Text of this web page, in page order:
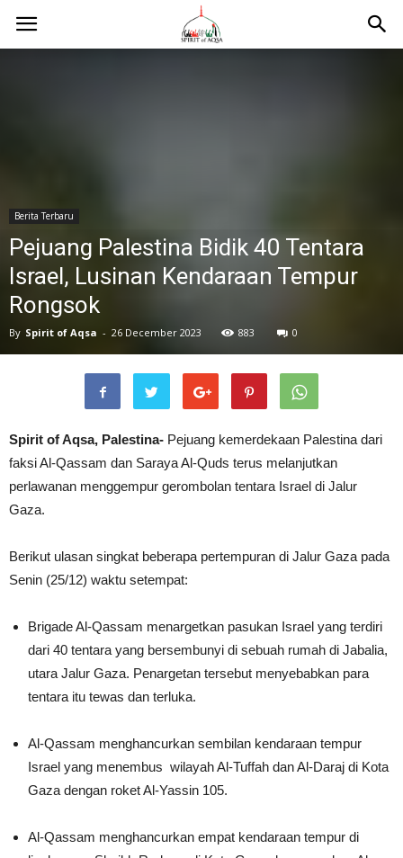
Berita Terbaru
Pejuang Palestina Bidik 40 Tentara
Israel, Lusinan Kendaraan Tempur
Rongsok
By Spirit of Aqsa - 26 December 2023 883 0
Spirit of Aqsa, Palestina- Pejuang kemerdekaan Palestina dari
faksi Al-Qassam dan Saraya Al-Quds terus melanjutkan
perlawanan menggempur gerombolan tentara Israel di Jalur
Gaza.
Berikut ulasan singkat beberapa pertempuran di Jalur Gaza pada
Senin (25/12) waktu setempat:
Brigade Al-Qassam menargetkan pasukan Israel yang terdiri
dari 40 tentara yang bersembunyi di sebuah rumah di Jabalia,
utara Jalur Gaza. Penargetan tersebut menyebabkan para
tentara itu tewas dan terluka.
Al-Qassam menghancurkan sembilan kendaraan tempur
Israel yang menembus wilayah Al-Tuffah dan Al-Daraj di Kota
Gaza dengan roket Al-Yassin 105.
Al-Qassam menghancurkan empat kendaraan tempur di